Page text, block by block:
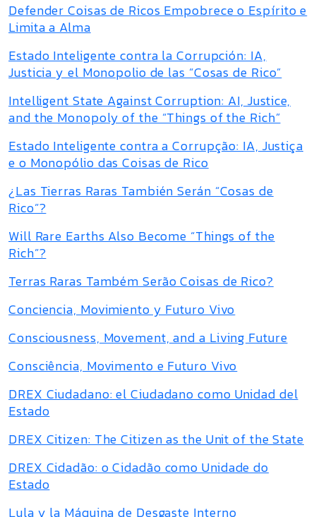
Defender Coisas de Ricos Empobrece o Espírito e
Limita a Alma
Estado Inteligente contra la Corrupción: IA,
Justicia y el Monopolio de las “Cosas de Rico”
Intelligent State Against Corruption: AI, Justice,
and the Monopoly of the “Things of the Rich”
Estado Inteligente contra a Corrupção: IA, Justiça
e o Monopólio das Coisas de Rico
¿Las Tierras Raras También Serán “Cosas de
Rico”?
Will Rare Earths Also Become “Things of the
Rich”?
Terras Raras Também Serão Coisas de Rico?
Conciencia, Movimiento y Futuro Vivo
Consciousness, Movement, and a Living Future
Consciência, Movimento e Futuro Vivo
DREX Ciudadano: el Ciudadano como Unidad del
Estado
DREX Citizen: The Citizen as the Unit of the State
DREX Cidadão: o Cidadão como Unidade do
Estado
Lula y la Máquina de Desgaste Interno